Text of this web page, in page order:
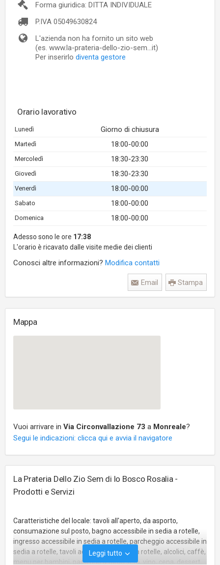
Forma giuridica: DITTA INDIVIDUALE
P.IVA 05049630824
L'azienda non ha fornito un sito web
(es. www.la-prateria-dello-zio-sem...it)
Per inserirlo diventa gestore
Orario lavorativo
Lunedì Giorno di chiusura
Martedì 18:00-00:00
Mercoledì 18:30-23:30
Giovedì 18:30-23:30
Venerdì 18:00-00:00
Sabato 18:00-00:00
Domenica 18:00-00:00
Adesso sono le ore 17:38
L'orario è ricavato dalle visite medie dei clienti
Conosci altre informazioni? Modifica contatti
Stampa
Email
Mappa
Vuoi arrivare in Via Circonvallazione 73 a Monreale?
Segui le indicazioni: clicca qui e avvia il navigatore
La Prateria Dello Zio Sem di lo Bosco Rosalia -
Prodotti e Servizi
Caratteristiche del locale: tavoli all'aperto, da asporto,
consumazione sul posto, bagno accessibile in sedia a rotelle,
ingresso accessibile in sedia a rotelle, parcheggio accessibile in
sedia a rotelle, tavoli accessibili in sedia a rotelle, alcolici, caffè,
menu per bambini, pasti fino a tarda sera, vino, cena, dessert,
Leggi tutto